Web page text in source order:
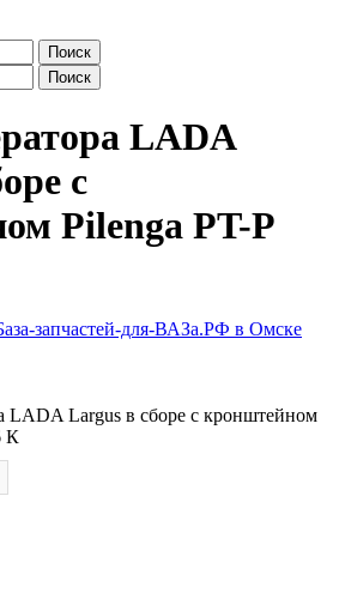
Поиск
Поиск
LADA
с
Pilenga PT-P
запчастей-для-ВАЗа.РФ в Омске
LADA Largus в сборе с кронштейном
К